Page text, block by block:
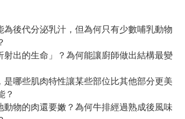
為後代分泌乳汁，但為何只有少數哺乳動物
射出的生命」？為何能讓廚師做出結構最變
是哪些肌肉特性讓某些部位比其他部分更美
？
動物的肉還要嫩？為何牛排經過熟成後風味